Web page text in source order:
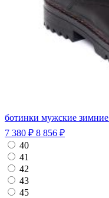
ботинки мужские зимние
7 380 ₽ 8 856 ₽
40
41
42
43
45